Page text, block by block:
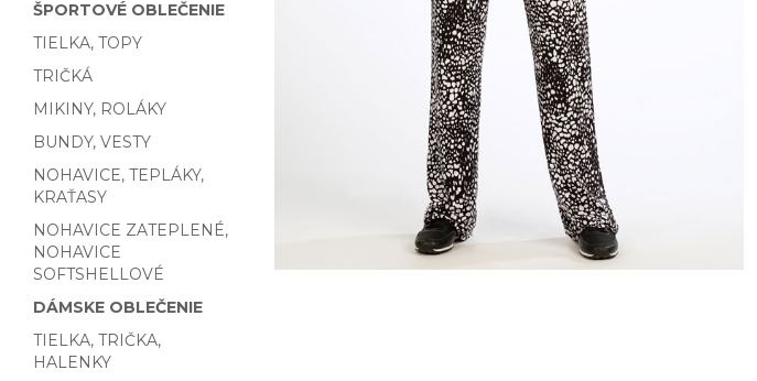
ŠPORTOVÉ OBLEČENIE
TIELKA, TOPY
TRIČKÁ
MIKINY, ROLÁKY
BUNDY, VESTY
NOHAVICE, TEPLÁKY,
KRAŤASY
NOHAVICE ZATEPLENÉ,
NOHAVICE
SOFTSHELLOVÉ
DÁMSKE OBLEČENIE
TIELKA, TRIČKA,
HALENKY